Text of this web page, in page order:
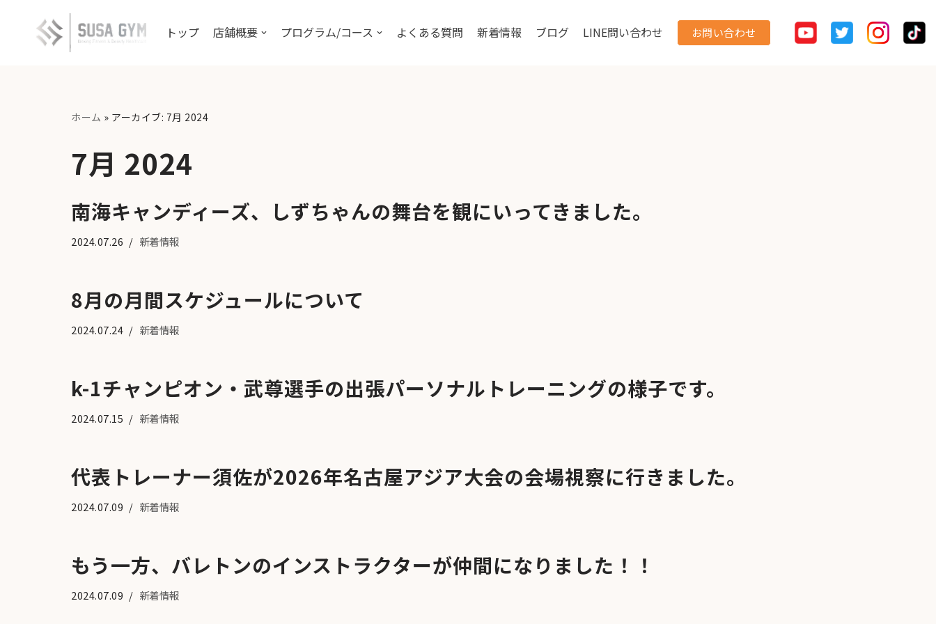
トップ 店舗概要 プログラム/コース よくある質問 新着情報 ブログ LINE問い合わせ お問い合わせ
ホーム » アーカイブ: 7月 2024
7月 2024
南海キャンディーズ、しずちゃんの舞台を観にいってきました。
2024.07.26 新着情報
8月の月間スケジュールについて
2024.07.24 新着情報
k-1チャンピオン・武尊選手の出張パーソナルトレーニングの様子です。
2024.07.15 新着情報
代表トレーナー須佐が2026年名古屋アジア大会の会場視察に行きました。
2024.07.09 新着情報
もう一方、バレトンのインストラクターが仲間になりました！！
2024.07.09 新着情報